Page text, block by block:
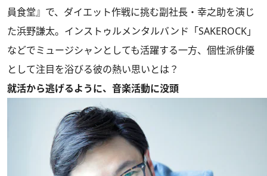
員食堂』で、ダイエット作戦に挑む副社長・幸之助を演じ
た浜野謙太。インストゥルメンタルバンド「SAKEROCK」
などでミュージシャンとしても活躍する一方、個性派俳優
として注目を浴びる彼の熱い思いとは？
就活から逃げるように、音楽活動に没頭